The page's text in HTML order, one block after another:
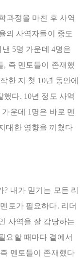
과정을 마친 후 사역
의 사역자들이 중도
5명 가운데 4명은
, 즉 멘토들이 존재했
한 지 첫 10년 동안에
다. 10년 정도 사역
운데 1명은 바로 멘
대한 영향을 끼쳤다
내가 믿기는 모든 리
토가 필요하다. 리더
사역을 잘 감당하는
요할 때마다 곁에서
멘토들이 존재했다